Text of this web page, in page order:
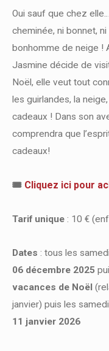
Oui sauf que chez
cheminée, ni bonnet,
bonhomme de neige !
Jasmine décide de
Noël, elle veut tout
les guirlandes, la
cadeaux ! Dans son
comprendra que
cadeaux!
🎟 Cliquez ici pour
Tarif unique : 10 €
Dates : tous les
06 décembre 2025
vacances de Noël
janvier) puis les
11 janvier 2026